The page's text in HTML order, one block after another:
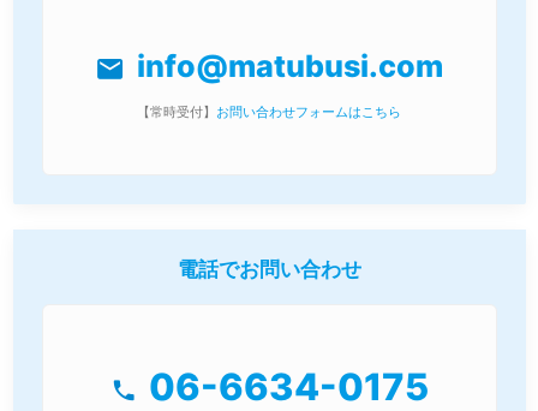
mail info@matubusi.com
【常時受付】 お問い合わせフォームはこちら
電話でお問い合わせ
phone 06-6634-0175